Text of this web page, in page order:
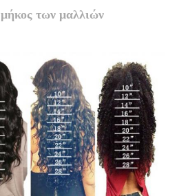
των μαλλιών